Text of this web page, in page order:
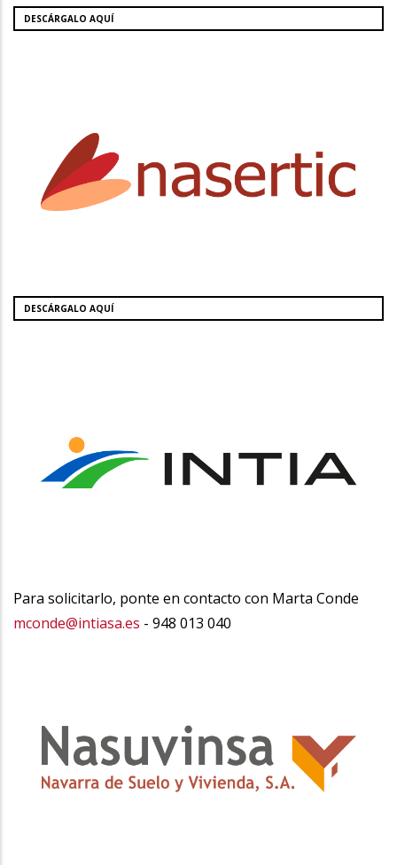
DESCÁRGALO AQUÍ
DESCÁRGALO AQUÍ
Para solicitarlo, ponte en contacto con Marta Conde
mconde@intiasa.es - 948 013 040